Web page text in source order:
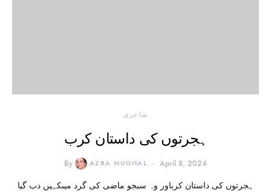
شاعری
ہجرتوں کی داستان کرب
By AZRA MUGHAL April 8, 2024
ہجرتوں کی داستان کرباور وہ سبجو ماضی کی گرد میںکہیں دب گیا